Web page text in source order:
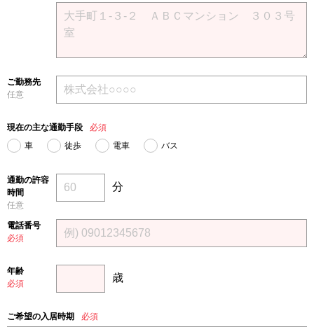
ご勤務先
任意
現在の主な通勤手段
必須
車
徒歩 電車 バス
通勤の許容
時間
任意
分
電話番号
必須
年齢
必須
歳
ご希望の入居時期 必須